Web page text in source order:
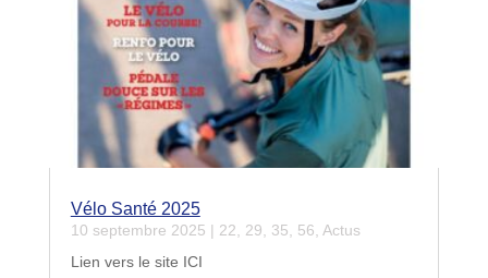
Vélo Santé 2025
10 septembre 2025 | 22 29 35 56 Actus
Lien vers le site ICI